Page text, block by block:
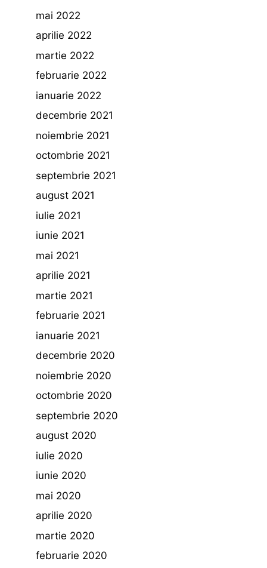
mai 2022
aprilie 2022
martie 2022
februarie 2022
ianuarie 2022
decembrie 2021
noiembrie 2021
octombrie 2021
septembrie 2021
august 2021
iulie 2021
iunie 2021
mai 2021
aprilie 2021
martie 2021
februarie 2021
ianuarie 2021
decembrie 2020
noiembrie 2020
octombrie 2020
septembrie 2020
august 2020
iulie 2020
iunie 2020
mai 2020
aprilie 2020
martie 2020
februarie 2020